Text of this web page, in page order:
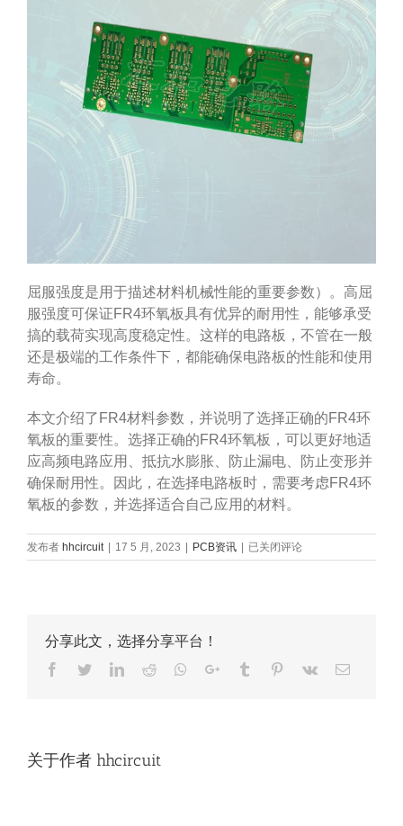
屈服强度是用于描述材料机械性能的重要参数）。高屈
服强度可保证FR4环氧板具有优异的耐用性，能够承受
搞的载荷实现高度稳定性。这样的电路板，不管在一般
还是极端的工作条件下，都能确保电路板的性能和使用
寿命。
本文介绍了FR4材料参数，并说明了选择正确的FR4环
氧板的重要性。选择正确的FR4环氧板，可以更好地适
应高频电路应用、抵抗水膨胀、防止漏电、防止变形并
确保耐用性。因此，在选择电路板时，需要考虑FR4环
氧板的参数，并选择适合自己应用的材料。
发布者 hhcircuit 17 5 月, 2023 PCB资讯
fr4
材
板
已关闭评论
分享此文，选择分享平台！
Facebook
TwitterLinkedIn
Reddit Whatsapp
Google+Tumblr Pinterest
Vk Email
关于作者 hhcircuit